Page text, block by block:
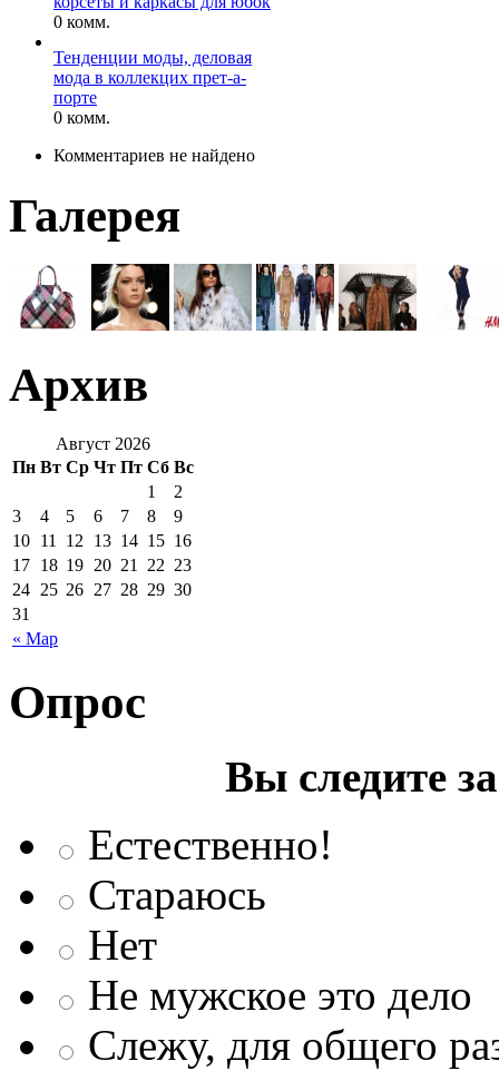
0 комм.
Тенденции моды, деловая
мода в коллекцих прет-а-
порте
0 комм.
Комментариев не найдено
Галерея
Архив
Август 2026
Пн Вт Ср Чт Пт Сб Вс
« Мар
1
2
3
4 5 6 7 8
9
10 11 12 13 14 15 16
17 18 19 20 21 22 23
24 25 26 27 28 29 30
31
Опрос
Вы следите
Естественно!
Стараюсь
Нет
Не мужское это дело
Слежу, для общего